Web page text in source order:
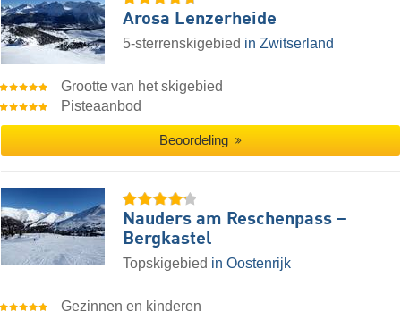
Arosa Lenzerheide
5-sterrenskigebied in Zwitserland
Grootte van het skigebied
Pisteaanbod
Beoordeling
Nauders am Reschenpass –
Bergkastel
Topskigebied in Oostenrijk
Gezinnen en kinderen